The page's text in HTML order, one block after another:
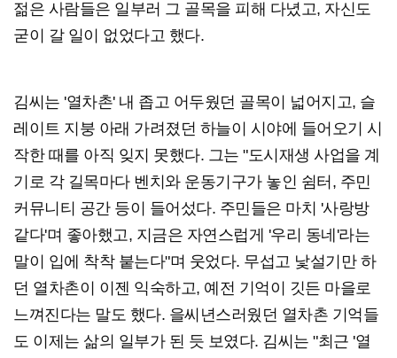
젊은 사람들은 일부러 그 골목을 피해 다녔고, 자신도
굳이 갈 일이 없었다고 했다.
김씨는 '열차촌' 내 좁고 어두웠던 골목이 넓어지고, 슬
레이트 지붕 아래 가려졌던 하늘이 시야에 들어오기 시
작한 때를 아직 잊지 못했다. 그는 "도시재생 사업을 계
기로 각 길목마다 벤치와 운동기구가 놓인 쉼터, 주민
커뮤니티 공간 등이 들어섰다. 주민들은 마치 '사랑방
같다'며 좋아했고, 지금은 자연스럽게 '우리 동네'라는
말이 입에 착착 붙는다"며 웃었다. 무섭고 낯설기만 하
던 열차촌이 이젠 익숙하고, 예전 기억이 깃든 마을로
느껴진다는 말도 했다. 을씨년스러웠던 열차촌 기억들
도 이제는 삶의 일부가 된 듯 보였다. 김씨는 "최근 '열